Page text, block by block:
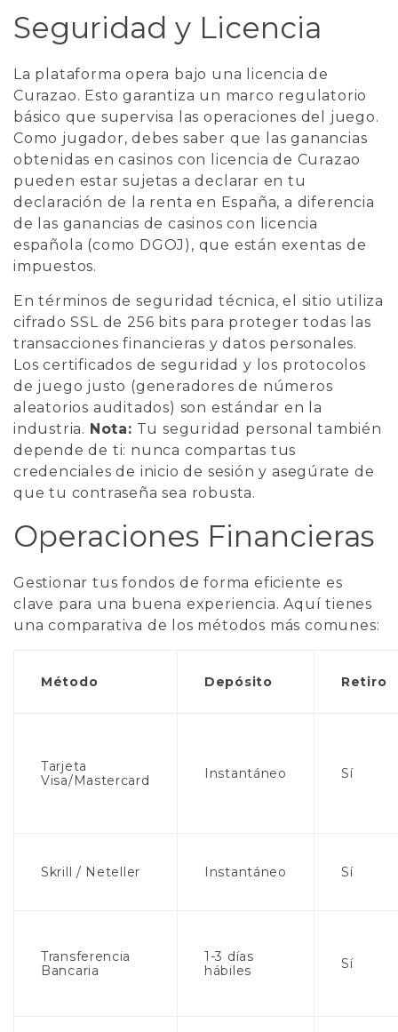
Seguridad y Licencia
La plataforma opera bajo una licencia de
Curazao. Esto garantiza un marco regulatorio
básico que supervisa las operaciones del juego.
Como jugador, debes saber que las ganancias
obtenidas en casinos con licencia de Curazao
pueden estar sujetas a declarar en tu
declaración de la renta en España, a diferencia
de las ganancias de casinos con licencia
española (como DGOJ), que están exentas de
impuestos.
En términos de seguridad técnica, el sitio utiliza
cifrado SSL de 256 bits para proteger todas las
transacciones financieras y datos personales.
Los certificados de seguridad y los protocolos
de juego justo (generadores de números
aleatorios auditados) son estándar en la
industria. Nota: Tu seguridad personal también
depende de ti: nunca compartas tus
credenciales de inicio de sesión y asegúrate de
que tu contraseña sea robusta.
Operaciones Financieras
Gestionar tus fondos de forma eficiente es
clave para una buena experiencia. Aquí tienes
una comparativa de los métodos más comunes:
Método Depósito Retiro
Tarjeta
Visa/Mastercard
Instantáneo Sí
Skrill / Neteller Instantáneo Sí
Transferencia
Bancaria
1-3 días
hábiles
Sí